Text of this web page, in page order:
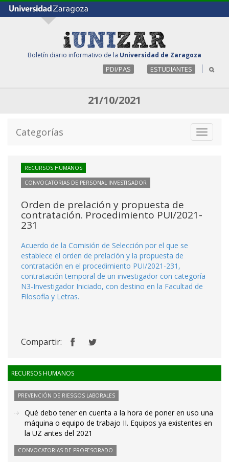
Boletín diario informativo de la Universidad de Zaragoza
PDI/PAS ESTUDIANTES
21/10/2021
Toggle
Categorías
RECURSOS HUMANOS
CONVOCATORIAS DE PERSONAL INVESTIGADOR
Orden de prelación y propuesta de
contratación. Procedimiento PUI/2021-
231
Acuerdo de la Comisión de Selección por el que se
establece el orden de prelación y la propuesta de
contratación en el procedimiento PUI/2021-231,
contratación temporal de un investigador con categoría
N3-Investigador Iniciado, con destino en la Facultad de
Filosofía y Letras.
Compartir:
RECURSOS HUMANOS
PREVENCIÓN DE RIESGOS LABORALES
Qué debo tener en cuenta a la hora de poner en uso una
máquina o equipo de trabajo II. Equipos ya existentes en
la UZ antes del 2021
CONVOCATORIAS DE PROFESORADO